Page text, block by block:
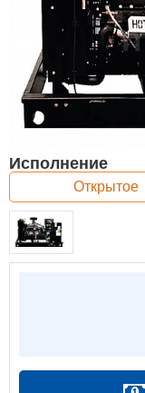
Исполнение
Открытое